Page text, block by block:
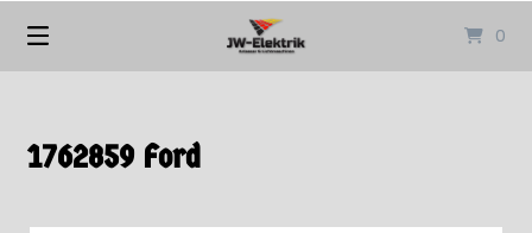
0
1762859 Ford